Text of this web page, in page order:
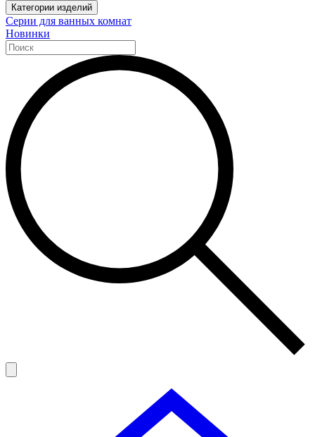
Категории изделий
Серии для ванных комнат
Новинки